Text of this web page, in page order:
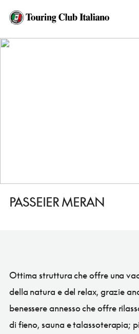
HOME
SAN MARTINO IN PASSIRIA/SANKT MARTIN IN
PASSEIER MERAN
PASSEIER MERAN
Ottima struttura che offre una
della natura e del relax, grazie
benessere annesso che offre
di fieno, sauna e talassoterapia;